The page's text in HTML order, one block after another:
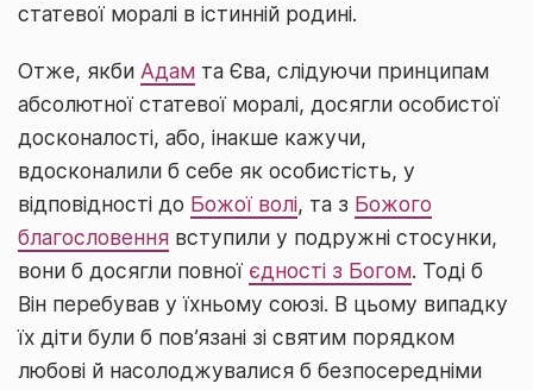
статевої моралі в істинній родині.
Отже, якби Адам та Єва, слідуючи принципам
абсолютної статевої моралі, досягли особистої
досконалості, або, інакше кажучи,
вдосконалили б себе як особистість, у
відповідності до Божої волі, та з Божого
благословення вступили у подружні стосунки,
вони б досягли повної єдності з Богом. Тоді б
Він перебував у їхньому союзі. В цьому випадку
їх діти були б пов’язані зі святим порядком
любові й насолоджувалися б безпосередніми